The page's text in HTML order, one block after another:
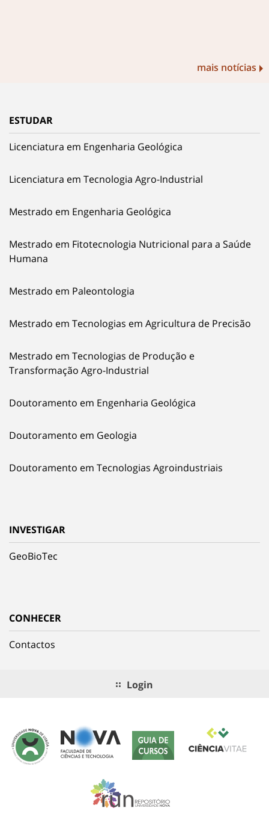
mais notícias
ESTUDAR
Licenciatura em Engenharia Geológica
Licenciatura em Tecnologia Agro-Industrial
Mestrado em Engenharia Geológica
Mestrado em Fitotecnologia Nutricional para a Saúde
Humana
Mestrado em Paleontologia
Mestrado em Tecnologias em Agricultura de Precisão
Mestrado em Tecnologias de Produção e
Transformação Agro-Industrial
Doutoramento em Engenharia Geológica
Doutoramento em Geologia
Doutoramento em Tecnologias Agroindustriais
INVESTIGAR
GeoBioTec
CONHECER
Contactos
Login